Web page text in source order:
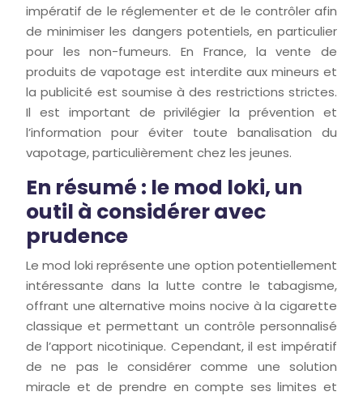
impératif de le réglementer et de le contrôler afin
de minimiser les dangers potentiels, en particulier
pour les non-fumeurs. En France, la vente de
produits de vapotage est interdite aux mineurs et
la publicité est soumise à des restrictions strictes.
Il est important de privilégier la prévention et
l’information pour éviter toute banalisation du
vapotage, particulièrement chez les jeunes.
En résumé : le mod loki, un
outil à considérer avec
prudence
Le mod loki représente une option potentiellement
intéressante dans la lutte contre le tabagisme,
offrant une alternative moins nocive à la cigarette
classique et permettant un contrôle personnalisé
de l’apport nicotinique. Cependant, il est impératif
de ne pas le considérer comme une solution
miracle et de prendre en compte ses limites et